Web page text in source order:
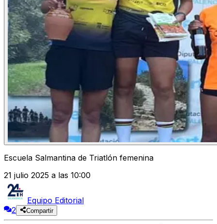
Escuela Salmantina de Triatlón femenina
21 julio 2025 a las 10:00
Equipo Editorial
2
Compartir